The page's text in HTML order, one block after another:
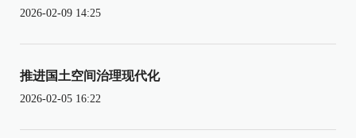
2026-02-09 14:25
推进国土空间治理现代化
2026-02-05 16:22